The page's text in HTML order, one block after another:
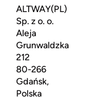
ALTWAY(PL)
Sp. z o. o.
Aleja
Grunwaldzka
212
80-266
Gdańsk,
Polska